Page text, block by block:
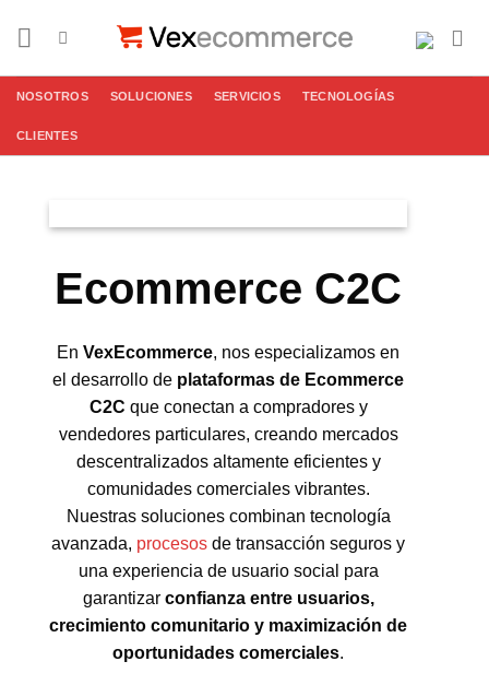
NOSOTROS SOLUCIONES SERVICIOS TECNOLOGÍAS
CLIENTES
Ecommerce C2C
En VexEcommerce, nos especializamos en
el desarrollo de plataformas de Ecommerce
C2C que conectan a compradores y
vendedores particulares, creando mercados
descentralizados altamente eficientes y
comunidades comerciales vibrantes.
Nuestras soluciones combinan tecnología
avanzada, procesos de transacción seguros y
una experiencia de usuario social para
garantizar confianza entre usuarios,
crecimiento comunitario y maximización de
oportunidades comerciales.